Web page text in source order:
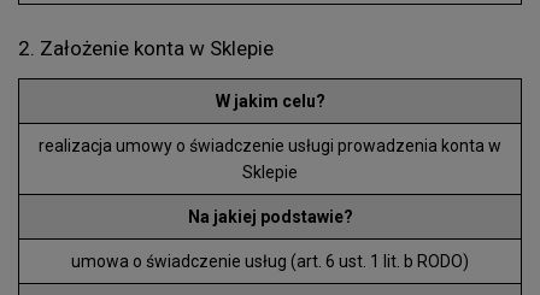
2. Założenie konta w Sklepie
W jakim celu?
realizacja umowy o świadczenie usługi prowadzenia konta w
Sklepie
Na jakiej podstawie?
umowa o świadczenie usług (art. 6 ust. 1 lit. b RODO)